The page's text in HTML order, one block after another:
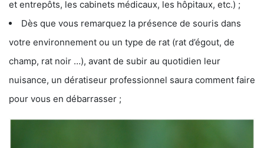
et entrepôts, les cabinets médicaux, les hôpitaux, etc.) ;
Dès que vous remarquez la présence de souris dans
votre environnement ou un type de rat (rat d’égout, de
champ, rat noir …), avant de subir au quotidien leur
nuisance, un dératiseur professionnel saura comment faire
pour vous en débarrasser ;